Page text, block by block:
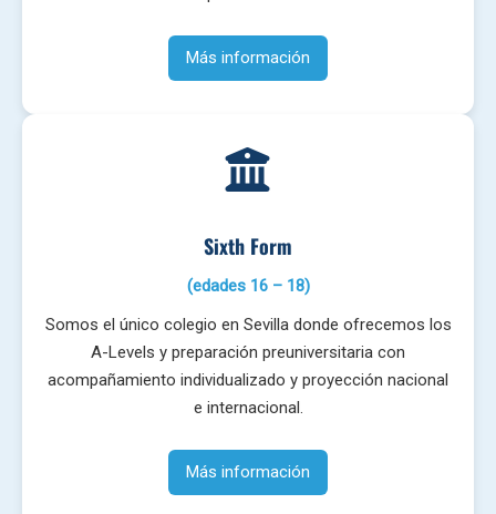
Más información
Sixth Form
(edades 16 – 18)
Somos el único colegio en Sevilla donde ofrecemos los
A-Levels y preparación preuniversitaria con
acompañamiento individualizado y proyección nacional
e internacional.
Más información